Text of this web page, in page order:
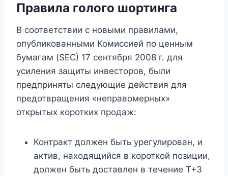
Правила голого шортинга
В соответствии с новыми правилами,
опубликованными Комиссией по ценным
бумагам (SEC) 17 сентября 2008 г. для
усиления защиты инвесторов, были
предприняты следующие действия для
предотвращения «неправомерных»
открытых коротких продаж:
Контракт должен быть урегулирован, и
актив, находящийся в короткой позиции,
должен быть доставлен в течение Т+3